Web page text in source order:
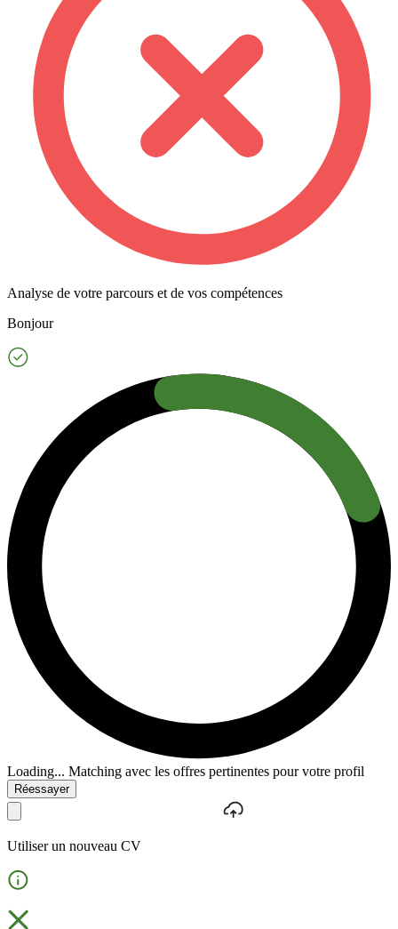
Analyse de votre parcours et de vos compétences
Bonjour
Loading... Matching avec les offres pertinentes pour votre profil
Réessayer
Utiliser un nouveau CV